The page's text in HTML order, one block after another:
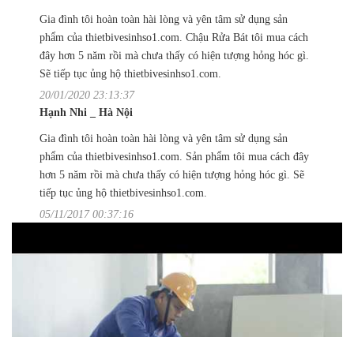
Gia đình tôi hoàn toàn hài lòng và yên tâm sử dụng sản
phẩm của thietbivesinhso1.com. Chậu Rửa Bát tôi mua cách
đây hơn 5 năm rồi mà chưa thấy có hiện tượng hỏng hóc gì.
Sẽ tiếp tục ủng hộ thietbivesinhso1.com.
20/01/2020 23:13:37
Hạnh Nhi _ Hà Nội
Gia đình tôi hoàn toàn hài lòng và yên tâm sử dụng sản
phẩm của thietbivesinhso1.com. Sản phẩm tôi mua cách đây
hơn 5 năm rồi mà chưa thấy có hiện tượng hỏng hóc gì. Sẽ
tiếp tục ủng hộ thietbivesinhso1.com.
05/11/2017 00:37:16